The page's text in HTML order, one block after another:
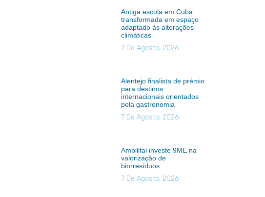
Antiga escola em Cuba
transformada em espaço
adaptado às alterações
climáticas
7 De Agosto, 2026
Alentejo finalista de prémio
para destinos
internacionais orientados
pela gastronomia
7 De Agosto, 2026
Ambilital investe 9ME na
valorização de
biorresíduos
7 De Agosto, 2026